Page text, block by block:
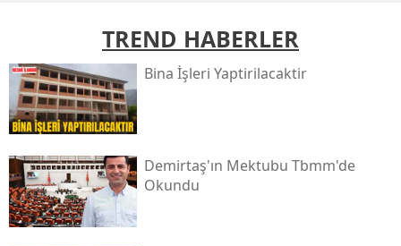
TREND HABERLER
Bi̇na İşleri̇ Yaptirilacaktir
Demirtaş'ın Mektubu Tbmm'de
Okundu